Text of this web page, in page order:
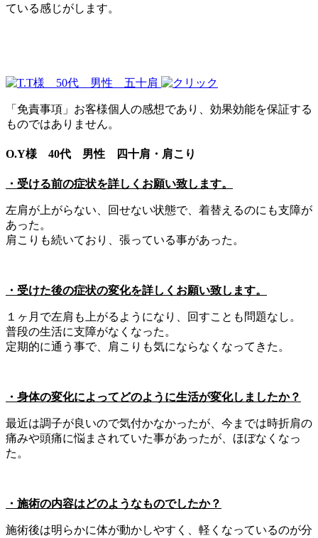
ている感じがします。
「免責事項」お客様個人の感想であり、効果効能を保証する
ものではありません。
O.Y様 40代 男性 四十肩・肩こり
・受ける前の症状を詳しくお願い致します。
左肩が上がらない、回せない状態で、着替えるのにも支障が
あった。
肩こりも続いており、張っている事があった。
・受けた後の症状の変化を詳しくお願い致します。
１ヶ月で左肩も上がるようになり、回すことも問題なし。
普段の生活に支障がなくなった。
定期的に通う事で、肩こりも気にならなくなってきた。
・身体の変化によってどのように生活が変化しましたか？
最近は調子が良いので気付かなかったが、今までは時折肩の
痛みや頭痛に悩まされていた事があったが、ほぼなくなっ
た。
・施術の内容はどのようなものでしたか？
施術後は明らかに体が動かしやすく、軽くなっているのが分